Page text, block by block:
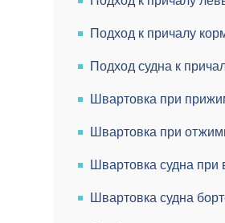
Подход к причалу
Подход судна к
Швартовка при
Швартовка при
Швартовка судна при
Швартовка судна